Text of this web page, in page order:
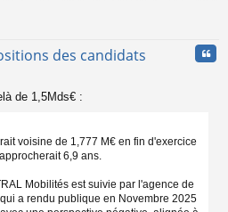
des candidats
de 1,5Mds€ :
voisine de 1,777 M€ en fin d'exercice
6,9 ans.
Mobilités est suivie par l'agence de
a rendu publique en Novembre 2025